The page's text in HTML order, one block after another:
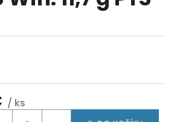
/ ks